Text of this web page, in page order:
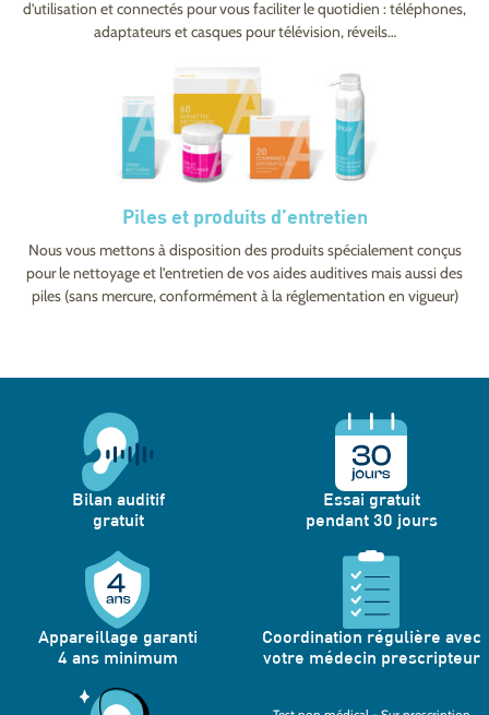
d’utilisation et connectés pour vous faciliter le quotidien : téléphones,
adaptateurs et casques pour télévision, réveils…
Piles et produits d’entretien
Nous vous mettons à disposition des produits spécialement conçus
pour le nettoyage et l’entretien de vos aides auditives mais aussi des
piles (sans mercure, conformément à la réglementation en vigueur)
Bilan auditif
gratuit
Essai gratuit
pendant 30 jours
Appareillage garanti
4 ans minimum
Coordination régulière avec
votre médecin prescripteur